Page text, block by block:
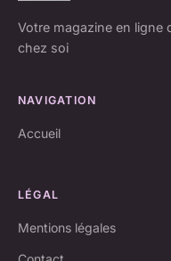
Votre magazine en ligne
chez soi
NAVIGATION
Accueil
LÉGAL
Mentions légales